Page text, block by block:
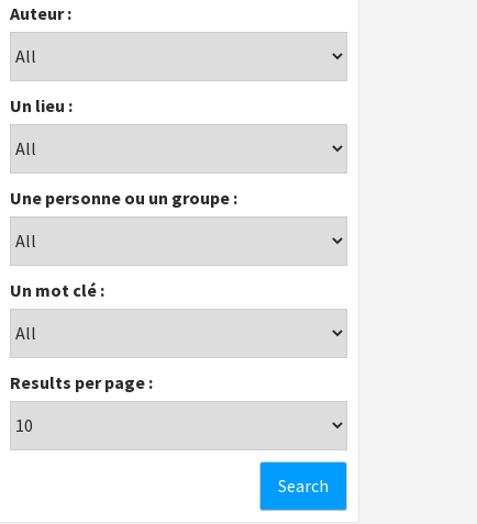
Auteur :
Un lieu :
Une personne ou un groupe :
Un mot clé :
Results per page :